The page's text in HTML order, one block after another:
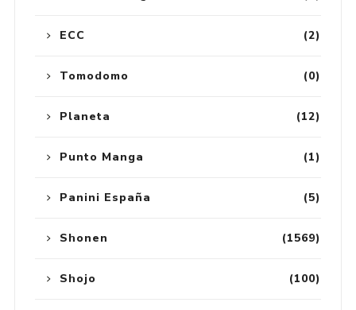
(2)
ECC
(0)
Tomodomo
(12)
Planeta
(1)
Punto Manga
(5)
Panini España
(1569)
Shonen
(100)
Shojo